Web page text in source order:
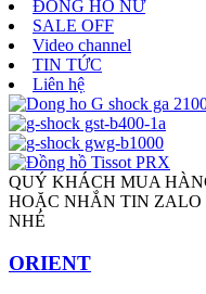
ĐỒNG HỒ NỮ
SALE OFF
Video channel
TIN TỨC
Liên hệ
QUÝ KHÁCH MUA
HOẶC NHẮN TIN
NHÉ
ORIENT